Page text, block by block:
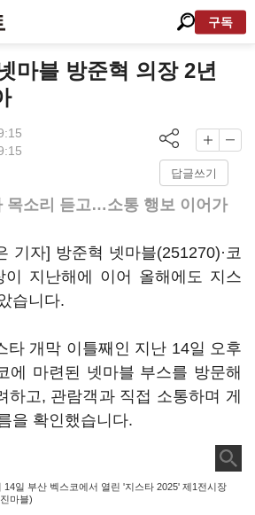
구독
마블 방준혁 의장 2년
답글쓰기
목소리 듣고…소통 행보 이어가
기자] 방준혁 넷마블(251270)·코
이 지난해에 이어 올해에도 지스
습니다.
타 개막 이틀째인 지난 14일 오후
에 마련된 넷마블 부스를 방문해
하고, 관람객과 직접 소통하며 게
을 확인했습니다.
14일 부산 벡스코에서 열린 '지스타 2025' 제1전시장
마블)